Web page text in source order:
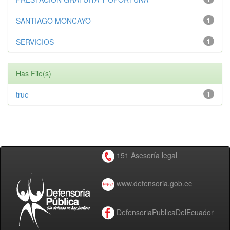
1
SANTIAGO MONCAYO
1
SERVICIOS
Has File(s)
1
true
151 Asesoría legal
www.defensoria.gob.ec
DefensoriaPublicaDelEcuador